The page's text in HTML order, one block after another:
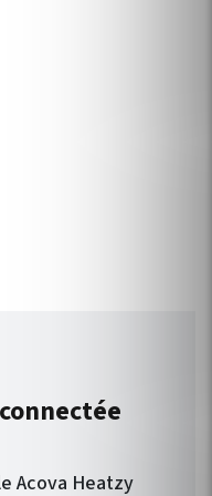
Acova Heatzy